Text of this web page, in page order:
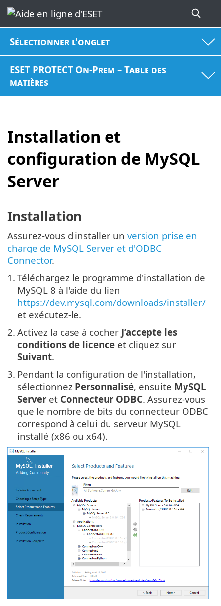
Sélectionner l'onglet
ESET PROTECT On-Prem – Table des
matières
Installation et
configuration de MySQL
Server
Installation
Assurez-vous d'installer un version prise en
charge de MySQL Server et d'ODBC
Connector.
1. Téléchargez le programme d'installation de
MySQL 8 à l'aide du lien
https://dev.mysql.com/downloads/installer/
et exécutez-le.
2. Activez la case à cocher J’accepte les
conditions de licence et cliquez sur
Suivant.
3. Pendant la configuration de l'installation,
sélectionnez Personnalisé, ensuite MySQL
Server et Connecteur ODBC. Assurez-vous
que le nombre de bits du connecteur ODBC
correspond à celui du serveur MySQL
installé (x86 ou x64).